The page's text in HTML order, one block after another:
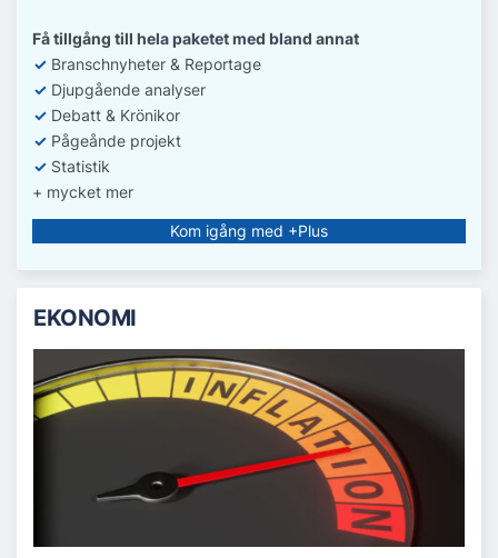
Få tillgång till hela paketet med bland annat
✓ Branschnyheter & Reportage
✓ Djupgående analyser
✓ Debatt & Krönikor
✓ Pågeånde projekt
✓ Statistik
+ mycket mer
Kom igång med +Plus
EKONOMI